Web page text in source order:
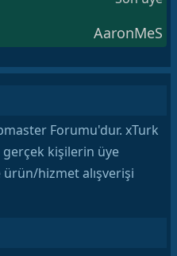
AaronMeS
Forumu'dur. xTurk
gerçek kişilerin üye
hizmet alışverişi